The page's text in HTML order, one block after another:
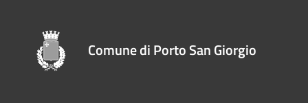
Comune di Porto San Giorgio